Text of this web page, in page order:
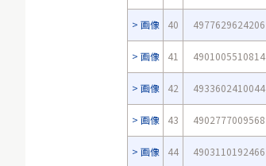
画像 40 4977629624206
画像 41 4901005510814
画像 42 4933602410044
画像 43 4902777009568
画像 44 4903110192466